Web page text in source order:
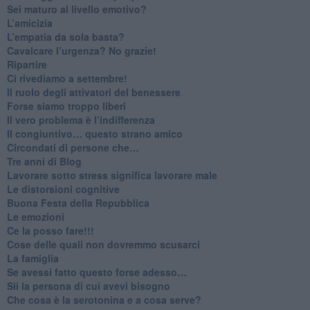
​Sei maturo al livello emotivo?
​L’amicizia
​L’empatia da sola basta?
​Cavalcare l’urgenza? No grazie!
Ripartire
​Ci rivediamo a settembre!
​Il ruolo degli attivatori del benessere
​Forse siamo troppo liberi
​Il vero problema è l’indifferenza
​Il congiuntivo… questo strano amico
​Circondati di persone che…
​Tre anni di Blog
​Lavorare sotto stress significa lavorare male
​Le distorsioni cognitive
​Buona Festa della Repubblica
Le emozioni
​Ce la posso fare!!!
​Cose delle quali non dovremmo scusarci
​La famiglia
​Se avessi fatto questo forse adesso…
​Sii la persona di cui avevi bisogno
Che cosa è la serotonina e a cosa serve?